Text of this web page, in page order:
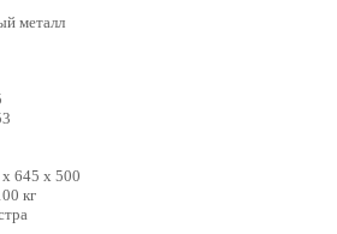
металл
645 x 500
кг